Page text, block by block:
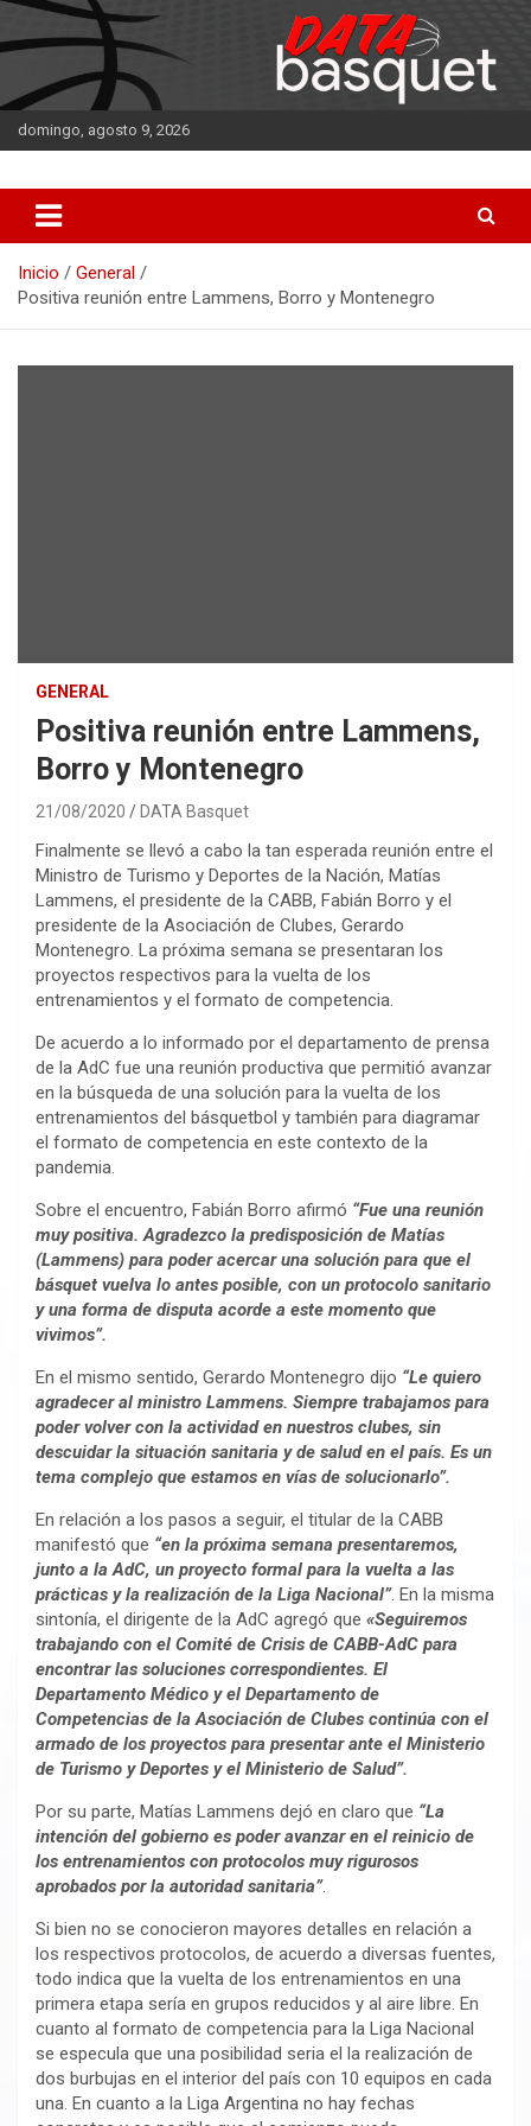
Saltar
al
contenido
domingo, agosto 9, 2026
DATA Basquet
Inicio
General
Positiva reunión entre Lammens, Borro y Montenegro
GENERAL
Positiva reunión entre Lammens,
Borro y Montenegro
21/08/2020 DATA Basquet
Finalmente se llevó a cabo la tan esperada reunión entre el
Ministro de Turismo y Deportes de la Nación, Matías
Lammens, el presidente de la CABB, Fabián Borro y el
presidente de la Asociación de Clubes, Gerardo
Montenegro. La próxima semana se presentaran los
proyectos respectivos para la vuelta de los
entrenamientos y el formato de competencia.
De acuerdo a lo informado por el departamento de prensa
de la AdC fue una reunión productiva que permitió avanzar
en la búsqueda de una solución para la vuelta de los
entrenamientos del básquetbol y también para diagramar
el formato de competencia en este contexto de la
pandemia.
Sobre el encuentro, Fabián Borro afirmó “Fue una reunión
muy positiva. Agradezco la predisposición de Matías
(Lammens) para poder acercar una solución para que el
básquet vuelva lo antes posible, con un protocolo sanitario
y una forma de disputa acorde a este momento que
vivimos”.
En el mismo sentido, Gerardo Montenegro dijo “Le quiero
agradecer al ministro Lammens. Siempre trabajamos para
poder volver con la actividad en nuestros clubes, sin
descuidar la situación sanitaria y de salud en el país. Es un
tema complejo que estamos en vías de solucionarlo”.
En relación a los pasos a seguir, el titular de la CABB
manifestó que “en la próxima semana presentaremos,
junto a la AdC, un proyecto formal para la vuelta a las
prácticas y la realización de la Liga Nacional”. En la misma
sintonía, el dirigente de la AdC agregó que «Seguiremos
trabajando con el Comité de Crisis de CABB-AdC para
encontrar las soluciones correspondientes. El
Departamento Médico y el Departamento de
Competencias de la Asociación de Clubes continúa con el
armado de los proyectos para presentar ante el Ministerio
de Turismo y Deportes y el Ministerio de Salud”.
Por su parte, Matías Lammens dejó en claro que “La
intención del gobierno es poder avanzar en el reinicio de
los entrenamientos con protocolos muy rigurosos
aprobados por la autoridad sanitaria”.
Si bien no se conocieron mayores detalles en relación a
los respectivos protocolos, de acuerdo a diversas fuentes,
todo indica que la vuelta de los entrenamientos en una
primera etapa sería en grupos reducidos y al aire libre. En
cuanto al formato de competencia para la Liga Nacional
se especula que una posibilidad seria el la realización de
dos burbujas en el interior del país con 10 equipos en cada
una. En cuanto a la Liga Argentina no hay fechas